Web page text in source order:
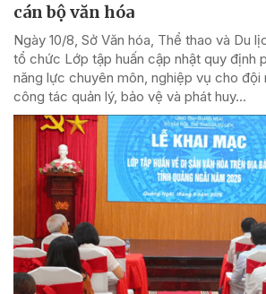
cán bộ văn hóa
Ngày 10/8, Sở Văn hóa, Thể thao và Du
tổ chức Lớp tập huấn cập nhật quy định
năng lực chuyên môn, nghiệp vụ cho
công tác quản lý, bảo vệ và phát huy...